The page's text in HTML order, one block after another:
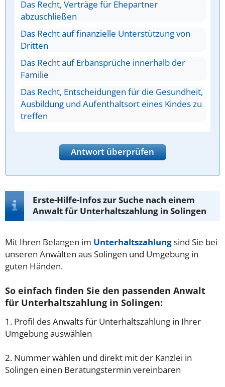
Das Recht, Verträge für Ehepartner
abzuschließen
Das Recht auf finanzielle Unterstützung von
Dritten
Das Recht auf Erbansprüche innerhalb der
Familie
Das Recht, Entscheidungen für die Gesundheit,
Ausbildung und Aufenthaltsort eines Kindes zu
treffen
Antwort überprüfen
Erste-Hilfe-Infos zur Suche nach einem
Anwalt für Unterhaltszahlung in Solingen
Mit Ihren Belangen im Unterhaltszahlungsind Sie bei
unseren Anwälten aus Solingen und Umgebung in
guten Händen.
So einfach finden Sie den passenden Anwalt
für Unterhaltszahlung in Solingen:
1. Profil des Anwalts für Unterhaltszahlung in Ihrer
Umgebung auswählen
2. Nummer wählen und direkt mit der Kanzlei in
Solingen einen Beratungstermin vereinbaren